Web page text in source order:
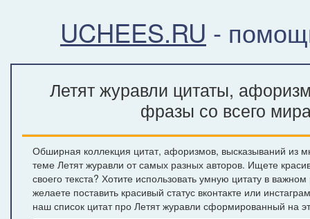
UCHEES.RU -
Летят журавли цитаты,
фразы со всего
Обширная коллекция цитат, афоризмов, высказываний из
теме Летят журавли от самых разных авторов. Ищете
своего текста? Хотите использовать умную цитату в
желаете поставить красивый статус вконтакте или
наш список цитат про Летят журавли сформированный на